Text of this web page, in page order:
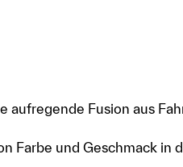
aufregende Fusion aus
Farbe und Geschmack in